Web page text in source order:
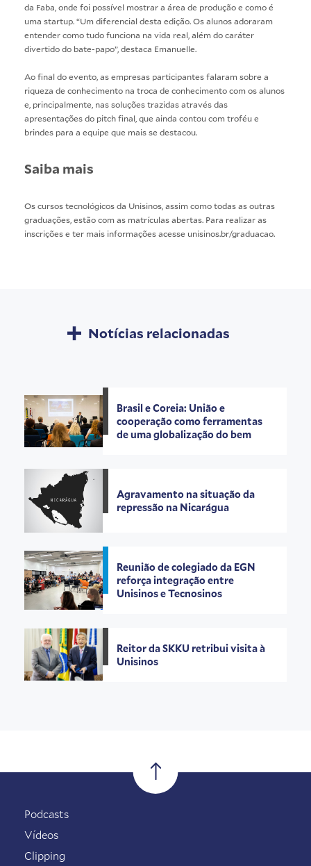
da Faba, onde foi possível mostrar a área de produção e como é
uma startup. “Um diferencial desta edição. Os alunos adoraram
entender como tudo funciona na vida real, além do caráter
divertido do bate-papo”, destaca Emanuelle.
Ao final do evento, as empresas participantes falaram sobre a
riqueza de conhecimento na troca de conhecimento com os alunos
e, principalmente, nas soluções trazidas através das
apresentações do pitch final, que ainda contou com troféu e
brindes para a equipe que mais se destacou.
Saiba mais
Os cursos tecnológicos da Unisinos, assim como todas as outras
graduações, estão com as matrículas abertas. Para realizar as
inscrições e ter mais informações acesse unisinos.br/graduacao.
Notícias relacionadas
Brasil e Coreia: União e
cooperação como ferramentas
de uma globalização do bem
Agravamento na situação da
repressão na Nicarágua
Reunião de colegiado da EGN
reforça integração entre
Unisinos e Tecnosinos
Reitor da SKKU retribui visita à
Unisinos
Podcasts
Vídeos
Clipping